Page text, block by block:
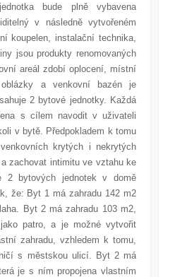
bude plně vybavena
v následně vytvořeném
koupelen, instalační technika,
jsou produkty renomovaných
areál zdobí oplocení, místní
a venkovní bazén je
2 bytové jednotky. Každá
s cílem navodit v uživateli
v bytě. Předpokladem k tomu
krytých i nekrytých
zachovat intimitu ve vztahu ke
2 bytových jednotek v domě
že: Byt 1 má zahradu 142 m2
Byt 2 má zahradu 103 m2,
patro, a je možné vytvořit
zahradu, vzhledem k tomu,
s městskou ulicí. Byt 2 má
je s ním propojena vlastním